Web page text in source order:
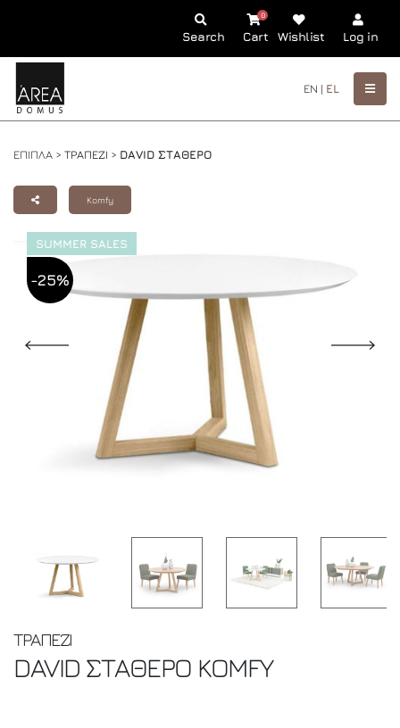
Search Cart
0
Wishlist Log in
EN | EL
ΕΠΙΠΛΑ > ΤΡΑΠΕΖΙ > DAVID ΣΤΑΘΕΡΟ
Komfy
SUMMER SALES
-25%
ΤΡΑΠΕΖΙ
DAVID ΣΤΑΘΕΡΟ KOMFY